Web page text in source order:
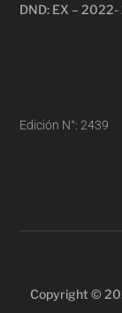
DND: EX –
Edición N°: 2439
Copyright ©